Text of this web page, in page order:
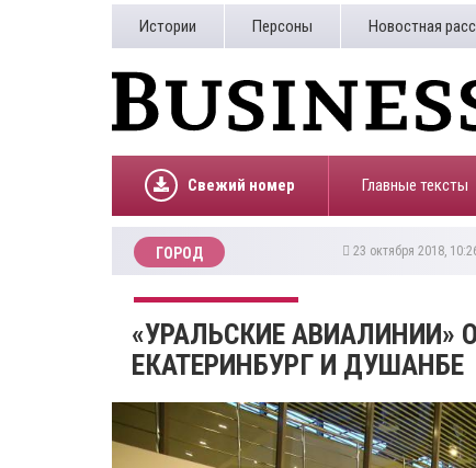
Истории Персоны Новостная
Свежий номер Главные тексты
ГОРОД 23 октября 2018,
«УРАЛЬСКИЕ АВИАЛИНИИ»
ЕКАТЕРИНБУРГ И ДУШАНБЕ